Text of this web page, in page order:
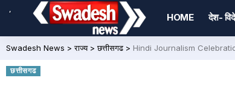
,
HOME देश-
Swadesh News >राज्य>छत्तीसगढ> Hindi Journalism Celebration:
छत्तीसगढ